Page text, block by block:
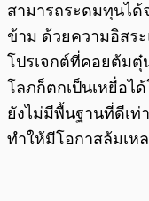
สามารถระดมทุนได้
ข้าม ด้วยความอิสร
โปรเจกต์ที่คอยต้มตุ๋
โลภก็ตกเป็นเหยื่อไ
ยังไม่มีพื้นฐานที่ดีเท่
ทำให้มีโอกาสล้มเห